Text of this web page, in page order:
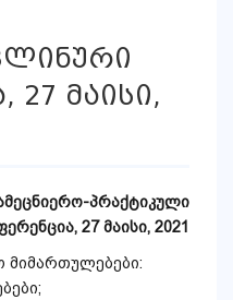
27 მაისი,
პრაქტიკული
27 მაისი, 2021
მიმართულებები: